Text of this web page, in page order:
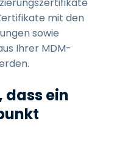
mit den
sowie
Ihrer MDM-
dass ein